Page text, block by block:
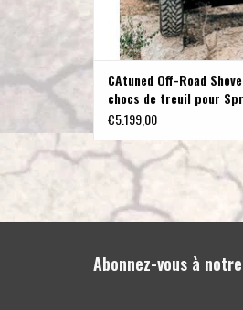
CAtuned Off-Road
chocs de treuil pour
907/VS30 2019+.
€5.199,00
Abonnez-vous à